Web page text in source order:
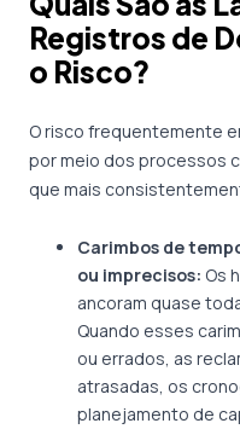
Registros de
o Risco?
O risco frequentemente
por meio dos processos
que mais
Carimbos de
ou imprecisos: Os
ancoram quase
Quando esses
ou errados, as
atrasadas, os
planejamento de